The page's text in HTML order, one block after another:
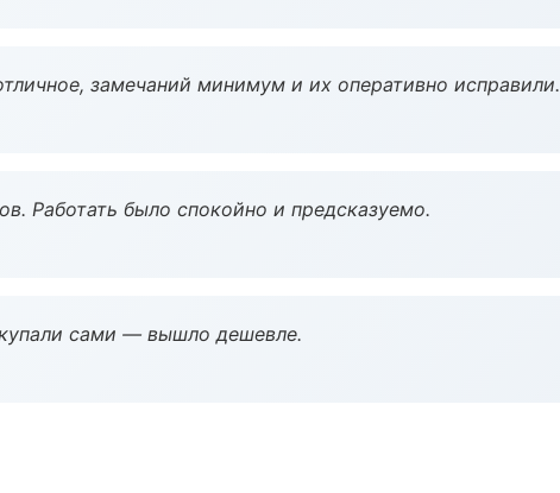
замечаний минимум и их оперативно исправили.
Работать было спокойно и предсказуемо.
сами — вышло дешевле.